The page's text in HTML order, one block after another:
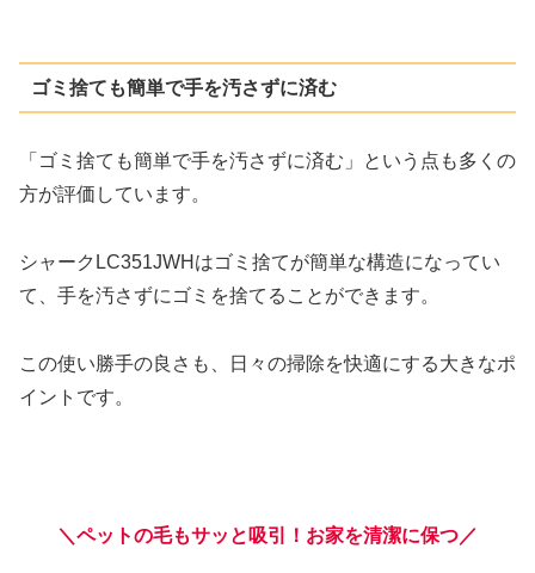
ゴミ捨ても簡単で手を汚さずに済む
「ゴミ捨ても簡単で手を汚さずに済む」という点も多くの
方が評価しています。
シャークLC351JWHはゴミ捨てが簡単な構造になってい
て、手を汚さずにゴミを捨てることができます。
この使い勝手の良さも、日々の掃除を快適にする大きなポ
イントです。
＼ペットの毛もサッと吸引！お家を清潔に保つ／